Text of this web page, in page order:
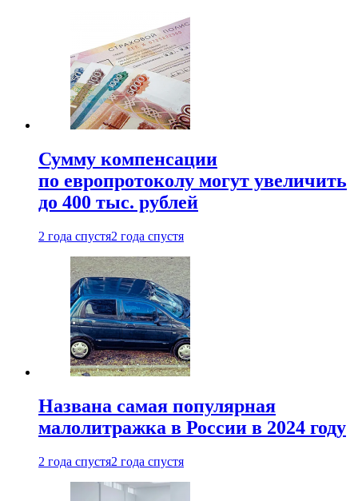
Сумму компенсации
по европротоколу могут увеличить
до 400 тыс. рублей
2 года спустя2 года спустя
Названа самая популярная
малолитражка в России в 2024 году
2 года спустя2 года спустя